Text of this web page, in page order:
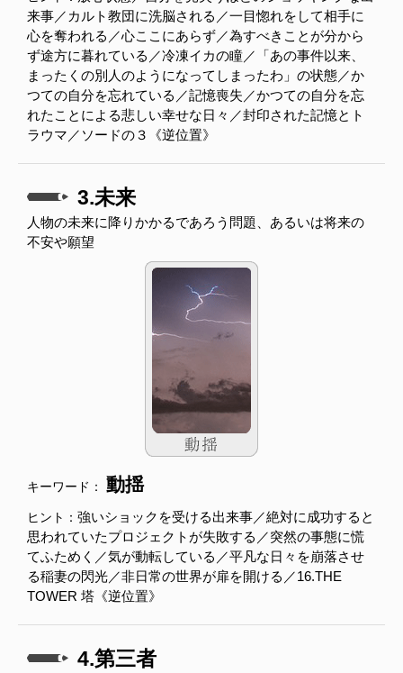
来事／カルト教団に洗脳される／一目惚れをして相手に
心を奪われる／心ここにあらず／為すべきことが分から
ず途方に暮れている／冷凍イカの瞳／「あの事件以来、
まったくの別人のようになってしまったわ」の状態／か
つての自分を忘れている／記憶喪失／かつての自分を忘
れたことによる悲しい幸せな日々／封印された記憶とト
ラウマ／ソードの３《逆位置》
3.未来
人物の未来に降りかかるであろう問題、あるいは将来の
不安や願望
キーワード： 動揺
ヒント： 強いショックを受ける出来事／絶対に成功すると
思われていたプロジェクトが失敗する／突然の事態に慌
てふためく／気が動転している／平凡な日々を崩落させ
る稲妻の閃光／非日常の世界が扉を開ける／16.THE
TOWER 塔《逆位置》
4.第三者